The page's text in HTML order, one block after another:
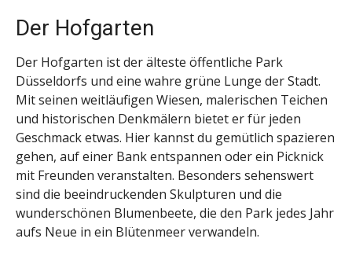
Der Hofgarten
Der Hofgarten ist der älteste öffentliche Park
Düsseldorfs und eine wahre grüne Lunge der Stadt.
Mit seinen weitläufigen Wiesen, malerischen Teichen
und historischen Denkmälern bietet er für jeden
Geschmack etwas. Hier kannst du gemütlich spazieren
gehen, auf einer Bank entspannen oder ein Picknick
mit Freunden veranstalten. Besonders sehenswert
sind die beeindruckenden Skulpturen und die
wunderschönen Blumenbeete, die den Park jedes Jahr
aufs Neue in ein Blütenmeer verwandeln.